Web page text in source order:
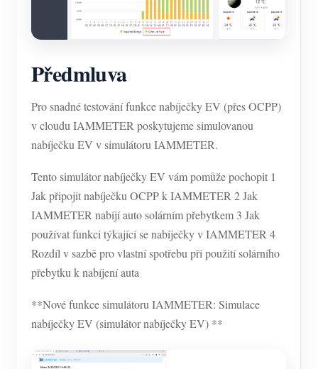
Předmluva
Pro snadné testování funkce nabíječky EV (přes OCPP)
v cloudu IAMMETER poskytujeme simulovanou
nabíječku EV v simulátoru IAMMETER.
Tento simulátor nabíječky EV vám pomůže pochopit 1
Jak připojit nabíječku OCPP k IAMMETER 2 Jak
IAMMETER nabíjí auto solárním přebytkem 3 Jak
používat funkci týkající se nabíječky v IAMMETER 4
Rozdíl v sazbě pro vlastní spotřebu při použití solárního
přebytku k nabíjení auta
**Nové funkce simulátoru IAMMETER: Simulace
nabíječky EV (simulátor nabíječky EV) **